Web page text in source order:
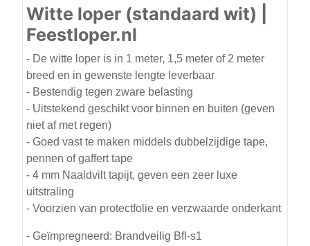
Witte loper (standaard wit) |
Feestloper.nl
- De witte loper is in 1 meter, 1,5 meter of 2 meter
breed en in gewenste lengte leverbaar
- Bestendig tegen zware belasting
- Uitstekend geschikt voor binnen en buiten (geven
niet af met regen)
- Goed vast te maken middels dubbelzijdige tape,
pennen of gaffert tape
- 4 mm Naaldvilt tapijt, geven een zeer luxe
uitstraling
- Voorzien van protectfolie en verzwaarde onderkant
- Geïmpregneerd: Brandveilig Bfl-s1